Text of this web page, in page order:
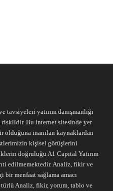
tavsiyeleri yatırım danışmanlığı
risklidir. Bu internet sitesinde yer
inanılan kaynaklardan
kişisel görüşlerini
doğruluğu A1 Capital Yatırım
edilmemektedir. Analiz, fikir ve
menfaat sağlama amacı
türlü Analiz, fikir, yorum, tablo ve